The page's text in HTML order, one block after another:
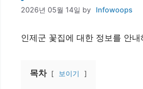
2026년 05월 14일 by Infowoops
인제군 꽃집에 대한 정보를 안
목차 보이기